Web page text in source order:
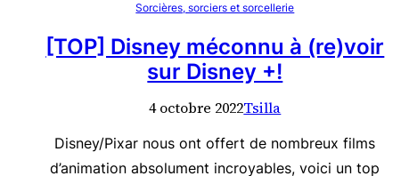
Sorcières, sorciers et sorcellerie
[TOP] Disney méconnu à (re)voir
sur Disney +!
4 octobre 2022Tsilla
Disney/Pixar nous ont offert de nombreux films
d’animation absolument incroyables, voici un top